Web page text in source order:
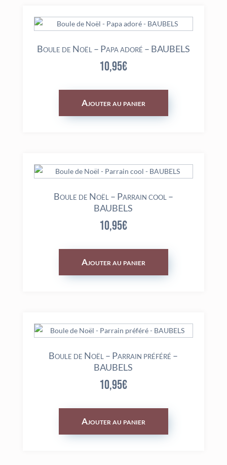
Boule de Noël – Papa adoré – BAUBELS
10,95€
Ajouter au panier
Boule de Noël – Parrain cool –
BAUBELS
10,95€
Ajouter au panier
Boule de Noël – Parrain préféré –
BAUBELS
10,95€
Ajouter au panier